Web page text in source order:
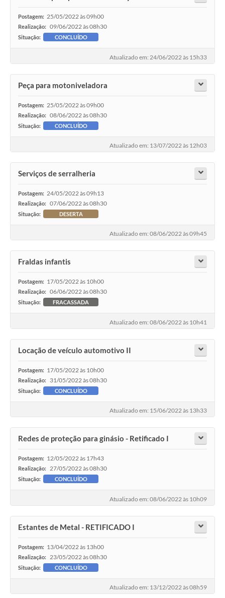
Postagem: 25/05/2022 às 09h00
Realização: 09/06/2022 às 08h30
Situação: CONCLUÍDO
Atualizado em: 24/06/2022 às 15h33
Peça para motoniveladora
Postagem: 25/05/2022 às 09h00
Realização: 08/06/2022 às 08h30
Situação: CONCLUÍDO
Atualizado em: 13/07/2022 às 12h03
Serviços de serralheria
Postagem: 24/05/2022 às 09h13
Realização: 07/06/2022 às 08h30
Situação: DESERTA
Atualizado em: 08/06/2022 às 09h45
Fraldas infantis
Postagem: 17/05/2022 às 10h00
Realização: 06/06/2022 às 08h30
Situação: FRACASSADA
Atualizado em: 08/06/2022 às 10h41
Locação de veículo automotivo II
Postagem: 17/05/2022 às 10h00
Realização: 31/05/2022 às 08h30
Situação: CONCLUÍDO
Atualizado em: 15/06/2022 às 13h33
Redes de proteção para ginásio - Retificado I
Postagem: 12/05/2022 às 17h43
Realização: 27/05/2022 às 08h30
Situação: CONCLUÍDO
Atualizado em: 08/06/2022 às 10h09
Estantes de Metal - RETIFICADO I
Postagem: 13/04/2022 às 13h00
Realização: 23/05/2022 às 08h30
Situação: CONCLUÍDO
Atualizado em: 13/12/2022 às 08h59